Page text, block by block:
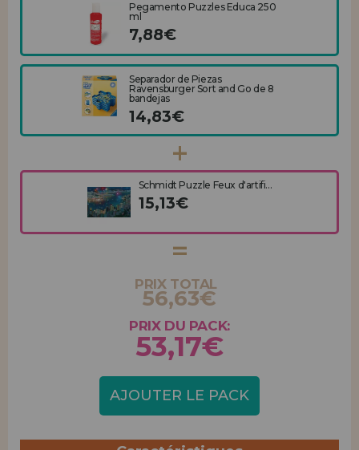
Pegamento Puzzles Educa 250
ml
7,88€
Separador de Piezas
Ravensburger Sort and Go de 8
bandejas
14,83€
Schmidt Puzzle Feux d'artifi...
15,13€
PRIX TOTAL
56,63€
PRIX DU PACK:
53,17€
AJOUTER LE PACK